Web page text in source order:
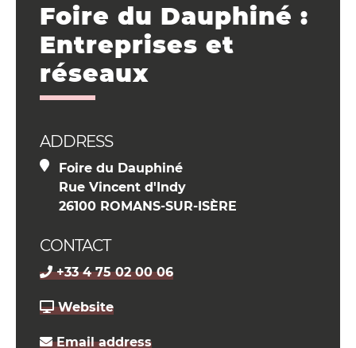
Foire du Dauphiné :
Entreprises et
réseaux
ADDRESS
Foire du Dauphiné
Rue Vincent d'Indy
26100 ROMANS-SUR-ISÈRE
CONTACT
+33 4 75 02 00 06
Website
Email address